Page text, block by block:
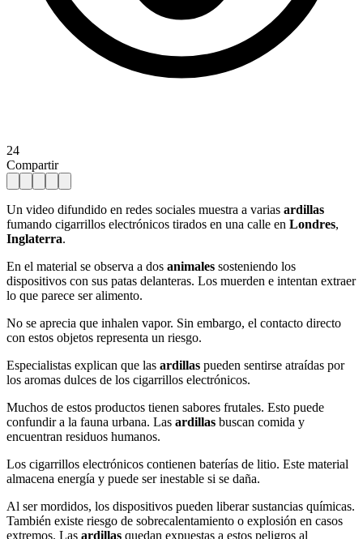
24
Compartir
Un video difundido en redes sociales muestra a varias ardillas
fumando cigarrillos electrónicos tirados en una calle en Londres,
Inglaterra.
En el material se observa a dos animales sosteniendo los
dispositivos con sus patas delanteras. Los muerden e intentan extraer
lo que parece ser alimento.
No se aprecia que inhalen vapor. Sin embargo, el contacto directo
con estos objetos representa un riesgo.
Especialistas explican que las ardillas pueden sentirse atraídas por
los aromas dulces de los cigarrillos electrónicos.
Muchos de estos productos tienen sabores frutales. Esto puede
confundir a la fauna urbana. Las ardillas buscan comida y
encuentran residuos humanos.
Los cigarrillos electrónicos contienen baterías de litio. Este material
almacena energía y puede ser inestable si se daña.
Al ser mordidos, los dispositivos pueden liberar sustancias químicas.
También existe riesgo de sobrecalentamiento o explosión en casos
extremos. Las ardillas quedan expuestas a estos peligros al